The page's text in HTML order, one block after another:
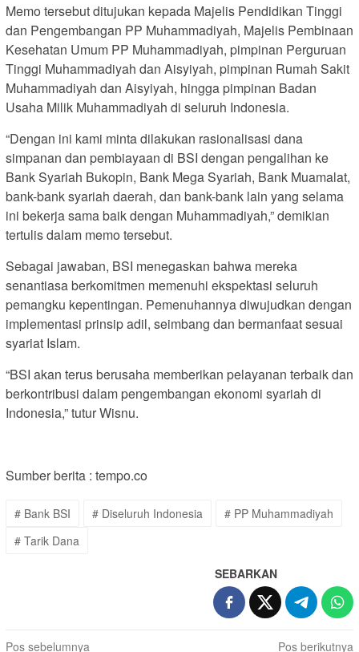
Memo tersebut ditujukan kepada Majelis Pendidikan Tinggi
dan Pengembangan PP Muhammadiyah, Majelis Pembinaan
Kesehatan Umum PP Muhammadiyah, pimpinan Perguruan
Tinggi Muhammadiyah dan Aisyiyah, pimpinan Rumah Sakit
Muhammadiyah dan Aisyiyah, hingga pimpinan Badan
Usaha Milik Muhammadiyah di seluruh Indonesia.
“Dengan ini kami minta dilakukan rasionalisasi dana
simpanan dan pembiayaan di BSI dengan pengalihan ke
Bank Syariah Bukopin, Bank Mega Syariah, Bank Muamalat,
bank-bank syariah daerah, dan bank-bank lain yang selama
ini bekerja sama baik dengan Muhammadiyah,” demikian
tertulis dalam memo tersebut.
Sebagai jawaban, BSI menegaskan bahwa mereka
senantiasa berkomitmen memenuhi ekspektasi seluruh
pemangku kepentingan. Pemenuhannya diwujudkan dengan
implementasi prinsip adil, seimbang dan bermanfaat sesuai
syariat Islam.
“BSI akan terus berusaha memberikan pelayanan terbaik dan
berkontribusi dalam pengembangan ekonomi syariah di
Indonesia,” tutur Wisnu.
Sumber berita : tempo.co
# Bank BSI # Diseluruh Indonesia
# PP Muhammadiyah
# Tarik Dana
SEBARKAN
Pos sebelumnya Pos berikutnya